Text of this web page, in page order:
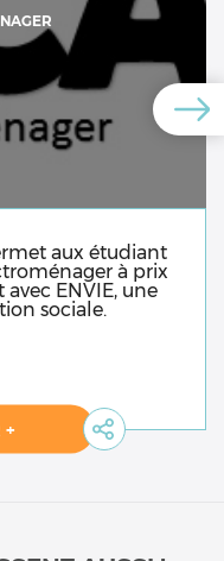
aux étudiant
à prix
ENVIE, une
sociale.
+